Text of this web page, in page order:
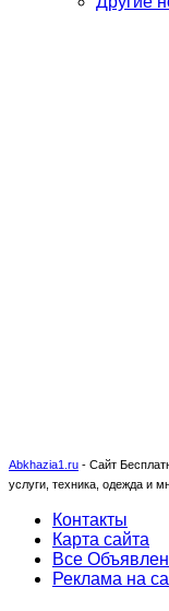
Abkhazia1.ru - Сайт
услуги, техника, одежда и
Контакты
Карта сайта
Все
Реклама на